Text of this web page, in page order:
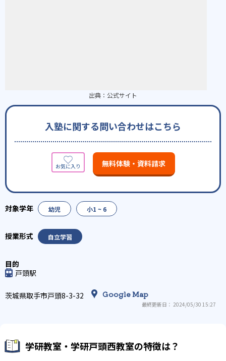
出典： 公式サイト
入塾に関する問い合わせはこちら
無料体験・資料請求
幼児 小1 ~ 6
自立学習
戸頭駅
茨城県取手市戸頭8-3-32 Google Map
最終更新日： 2024/05/30 15:27
学研教室・学研戸頭西教室の特徴は？